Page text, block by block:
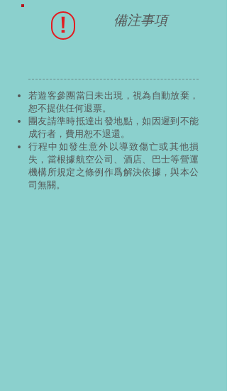
! 備注事項
若遊客參團當日未出現，視為自動放棄，
恕不提供任何退票。
團友請準時抵達出發地點，如因遲到不能
成行者，費用恕不退還。
行程中如發生意外以導致傷亡或其他損
失，當根據航空公司、酒店、巴士等營運
機構所規定之條例作爲解決依據，與本公
司無關。